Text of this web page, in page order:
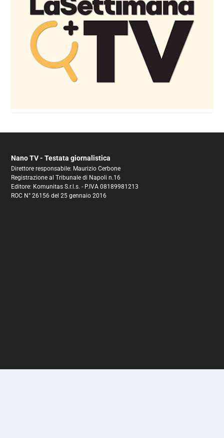
Nano TV - Testata giornalistica
Direttore responsabile: Maurizio Cerbone
Registrazione al Tribunale di Napoli n.16
Editore: Komunitas S.r.l.s. - P.IVA 08189981213
ROC N° 26156 del 25 gennaio 2016